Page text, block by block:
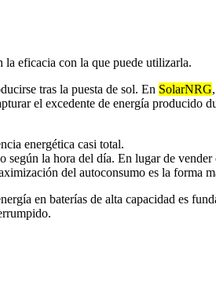
la eficacia con la que puede utilizarla.
tras la puesta de sol. En SolarNRG
el excedente de energía producido
energética casi total.
la hora del día. En lugar de
del autoconsumo es la forma
en baterías de alta capacidad es